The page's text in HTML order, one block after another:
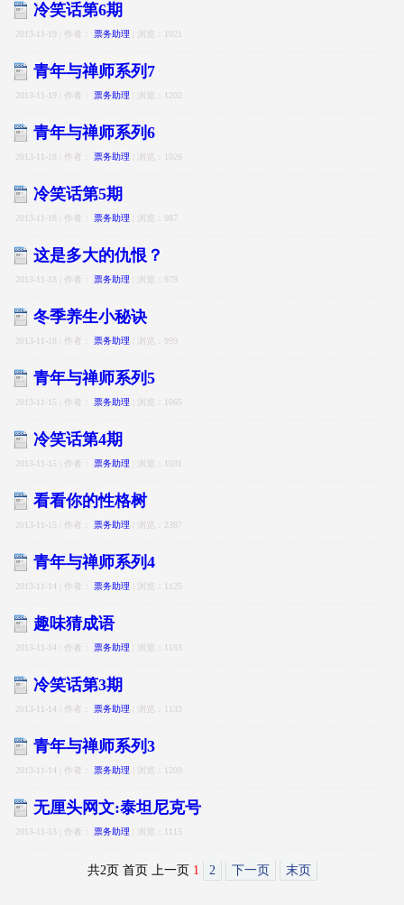
冷笑话第6期
2013-11-19 | 作者： 票务助理 | 浏览：1021
青年与禅师系列7
2013-11-19 | 作者： 票务助理 | 浏览：1202
青年与禅师系列6
2013-11-18 | 作者： 票务助理 | 浏览：1026
冷笑话第5期
2013-11-18 | 作者： 票务助理 | 浏览：987
这是多大的仇恨？
2013-11-18 | 作者： 票务助理 | 浏览：979
冬季养生小秘诀
2013-11-18 | 作者： 票务助理 | 浏览：999
青年与禅师系列5
2013-11-15 | 作者： 票务助理 | 浏览：1065
冷笑话第4期
2013-11-15 | 作者： 票务助理 | 浏览：1031
看看你的性格树
2013-11-15 | 作者： 票务助理 | 浏览：2387
青年与禅师系列4
2013-11-14 | 作者： 票务助理 | 浏览：1125
趣味猜成语
2013-11-14 | 作者： 票务助理 | 浏览：1163
冷笑话第3期
2013-11-14 | 作者： 票务助理 | 浏览：1133
青年与禅师系列3
2013-11-14 | 作者： 票务助理 | 浏览：1209
无厘头网文:泰坦尼克号
2013-11-13 | 作者： 票务助理 | 浏览：1115
共2页 首页 上一页 1 2 下一页 末页